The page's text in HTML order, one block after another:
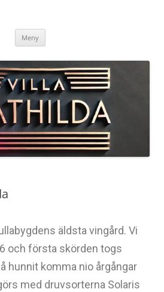
Meny
äldsta vingård. Vi
och första skörden togs
hunnit komma nio årgångar
med druvsorterna Solaris